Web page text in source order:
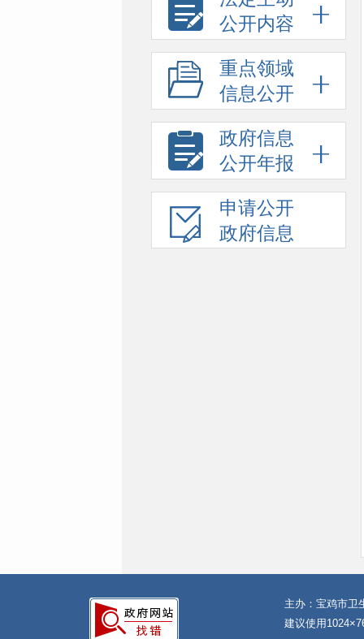
公开内容
重点领域
信息公开
政府信息
公开年报
申请公开
政府信息
主办：宝鸡市卫
建议使用